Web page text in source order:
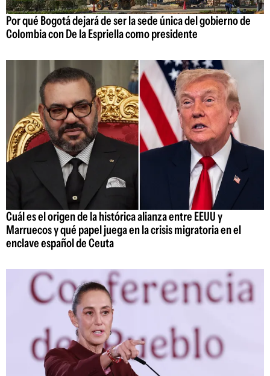
Por qué Bogotá dejará de ser la sede única del gobierno de
Colombia con De la Espriella como presidente
Cuál es el origen de la histórica alianza entre EEUU y
Marruecos y qué papel juega en la crisis migratoria en el
enclave español de Ceuta